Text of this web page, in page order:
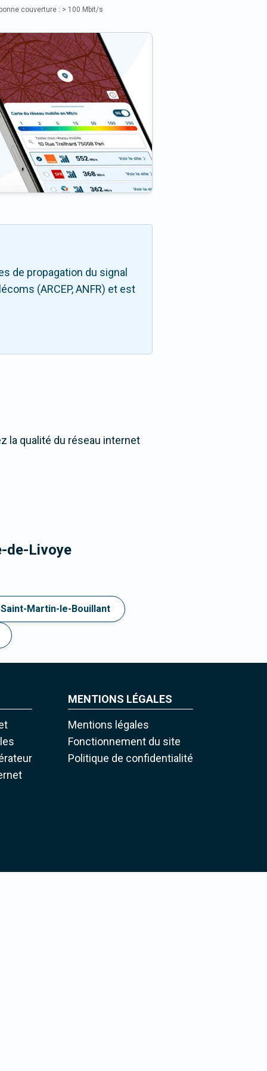
couverture : > 100 Mbit/s
de propagation du signal
(ARCEP, ANFR) et est
la qualité du réseau internet
de-Livoye
Saint-Martin-le-Bouillant
MENTIONS LÉGALES
Mentions légales
Fonctionnement du site
Politique de confidentialité